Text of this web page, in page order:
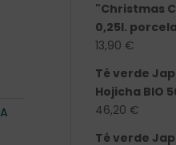
"Christmas
0,25l.
13,90 €
Té verde
Hojicha BIO
46,20 €
Té verde